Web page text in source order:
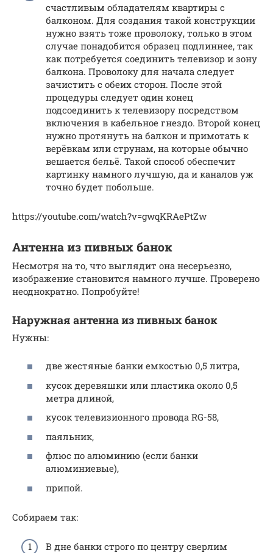
счастливым обладателям квартиры с
балконом. Для создания такой конструкции
нужно взять тоже проволоку, только в этом
случае понадобится образец подлиннее, так
как потребуется соединить телевизор и зону
балкона. Проволоку для начала следует
зачистить с обеих сторон. После этой
процедуры следует один конец
подсоединить к телевизору посредством
включения в кабельное гнездо. Второй конец
нужно протянуть на балкон и примотать к
верёвкам или струнам, на которые обычно
вешается бельё. Такой способ обеспечит
картинку намного лучшую, да и каналов уж
точно будет побольше.
https://youtube.com/watch?v=gwqKRAePtZw
Антенна из пивных банок
Несмотря на то, что выглядит она несерьезно,
изображение становится намного лучше. Проверено
неоднократно. Попробуйте!
Наружная антенна из пивных банок
Нужны:
две жестяные банки емкостью 0,5 литра,
кусок деревяшки или пластика около 0,5
метра длиной,
кусок телевизионного провода RG-58,
паяльник,
флюс по алюминию (если банки
алюминиевые),
припой.
Собираем так:
В дне банки строго по центру сверлим